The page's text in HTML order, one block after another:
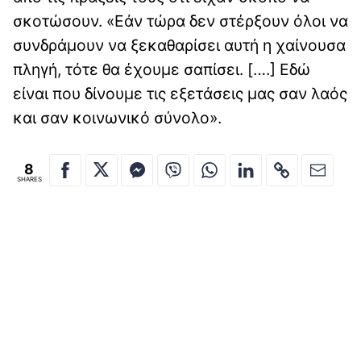
σκοτώσουν. «Εάν τώρα δεν στέρξουν όλοι να
συνδράμουν να ξεκαθαρίσει αυτή η χαίνουσα
πληγή, τότε θα έχουμε σαπίσει. [….] Εδώ
είναι που δίνουμε τις εξετάσεις μας σαν λαός
και σαν κοινωνικό σύνολο».
8
SHARES